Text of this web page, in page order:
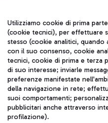
Seguici sui social
Utilizziamo cookie di prima
(cookie tecnici), per effettuare
stesso (cookie analitici, quando
con il suo consenso, cookie
tecnici, cookie di prima e terza
di suo interesse; inviarle
preferenze manifestate
della navigazione in rete;
suoi comportamenti;
pubblicitari anche attraverso
profilazione).